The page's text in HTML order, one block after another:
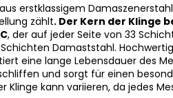
erstklassigem
zählt. Der Kern der Klinge
, der auf jeder Seite von 33
Damaststahl.
eine lange Lebensdauer des
und sorgt für einen
Klinge kann variieren, da jedes